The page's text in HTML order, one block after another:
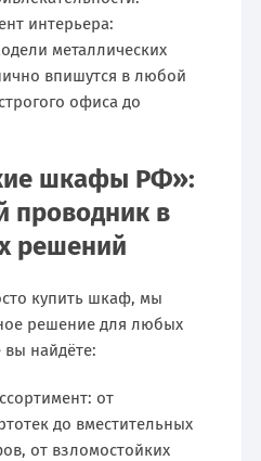
интерьера:
металлических
впишутся в любой
офиса до
шкафы РФ»:
проводник в
решений
купить шкаф, мы
решение для любых
найдёте:
от
до вместительных
от взломостойких